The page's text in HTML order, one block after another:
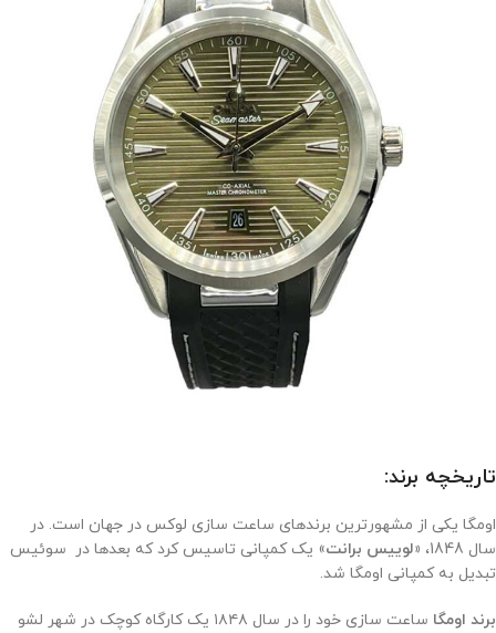
تاریخچه برند:
اومگا یکی از مشهورترین برندهای ساعت سازی لوکس در جهان است. در
سال 1848،
«لوییس برانت» یک کمپانی تاسیس کرد که بعدها در سوئیس
تبدیل به کمپانی اومگا شد.
برند اومگا
ساعت‌ سازی خود را در سال ۱۸۴۸ یک کارگاه کوچک در شهر لشو